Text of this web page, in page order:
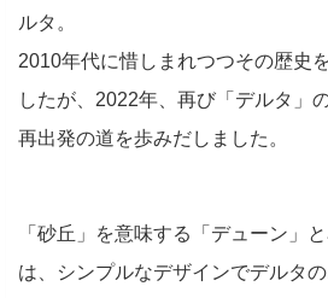
ルタ。
2010年代に惜しまれつつその歴史
したが、2022年、再び「デルタ」
再出発の道を歩みだしました。
「砂丘」を意味する「デューン」
は、シンプルなデザインでデルタ